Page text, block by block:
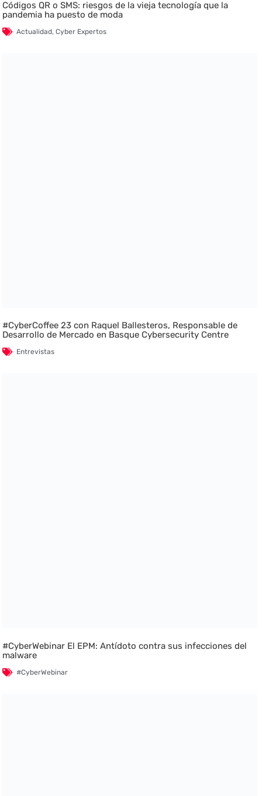
Códigos QR o SMS: riesgos de la vieja tecnología que la
pandemia ha puesto de moda
Actualidad,Cyber Expertos
#CyberCoffee 23 con Raquel Ballesteros, Responsable de
Desarrollo de Mercado en Basque Cybersecurity Centre
Entrevistas
#CyberWebinar El EPM: Antídoto contra sus infecciones del
malware
#CyberWebinar